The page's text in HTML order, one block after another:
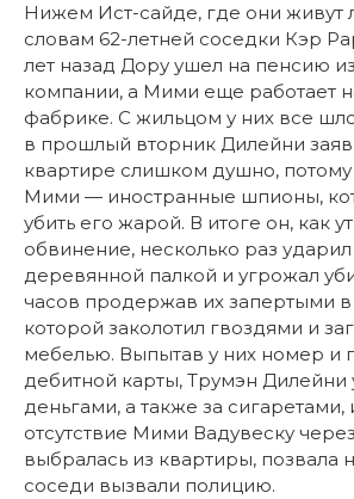
Нижем Ист-сайде, где они живут
словам 62-летней соседки Кэр
лет назад Дору ушел на пенсию
компании, а Мими еще работает
фабрике. С жильцом у них все
в прошлый вторник Дилейни
квартире слишком душно, потому
Мими — иностранные шпионы,
убить его жарой. В итоге он, как
обвинение, несколько раз
деревянной палкой и угрожал
часов продержав их запертыми в
которой заколотил гвоздями и
мебелью. Выпытав у них номер и
дебитной карты, Трумэн Дилейни
деньгами, а также за сигаретами,
отсутствие Мими Вадувеску
выбралась из квартиры, позвала
соседи вызвали полицию.